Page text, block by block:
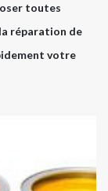
toutes
réparation de
votre